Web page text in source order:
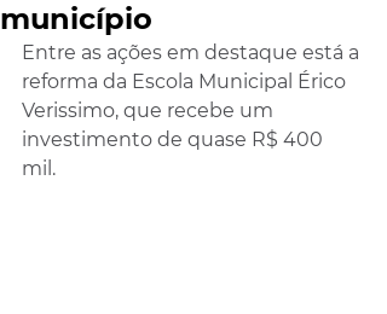
município
Entre as ações em destaque está a
reforma da Escola Municipal Érico
Verissimo, que recebe um
investimento de quase R$ 400
mil.